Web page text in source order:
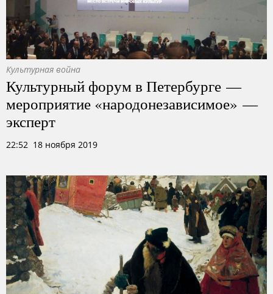
Культурная война
Культурный форум в Петербурге —
мероприятие «народонезависимое» —
эксперт
22:52 18 ноября 2019